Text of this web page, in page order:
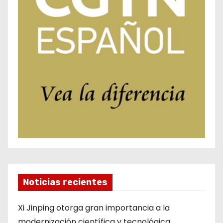
Noticias recientes
Xi Jinping otorga gran importancia a la